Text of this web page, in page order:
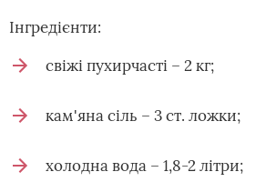
Інгредієнти:
свіжі пухирчасті – 2 кг;
кам'яна сіль – 3 ст. ложки;
холодна вода – 1,8-2 літри;